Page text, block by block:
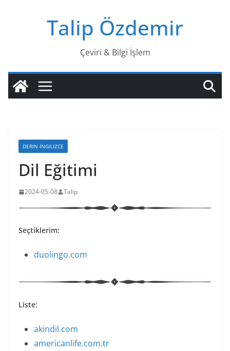
Talip Özdemir
Çeviri & Bilgi İşlem
DERIN İNGILIZCE
Dil Eğitimi
2024-05-08 Talip
Seçtiklerim:
duolingo.com
Liste:
akindil.com
americanlife.com.tr